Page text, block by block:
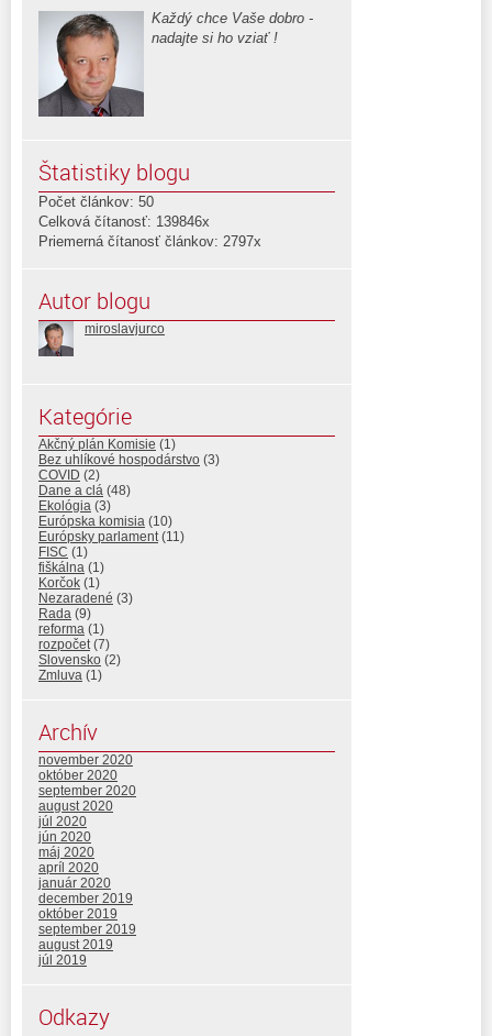
Každý chce Vaše dobro -
nadajte si ho vziať !
Štatistiky blogu
Počet článkov: 50
Celková čítanosť: 139846x
Priemerná čítanosť článkov: 2797x
Autor blogu
miroslavjurco
Kategórie
Akčný plán Komisie (1)
Bez uhlíkové hospodárstvo (3)
COVID (2)
Dane a clá (48)
Ekológia (3)
Európska komisia (10)
Európsky parlament(11)
FISC (1)
fiškálna (1)
Korčok (1)
Nezaradené (3)
Rada (9)
reforma (1)
rozpočet(7)
Slovensko (2)
Zmluva (1)
Archív
november 2020
október 2020
september 2020
august 2020
júl 2020
jún 2020
máj 2020
apríl 2020
január 2020
december 2019
október 2019
september 2019
august 2019
júl 2019
Odkazy